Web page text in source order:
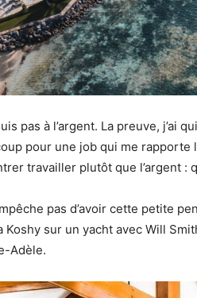
pas à l’argent. La preuve, j’ai
pour une job qui me rapporte
travailler plutôt que l’argent :
pas d’avoir cette petite
Koshy sur un yacht avec Will
Adèle.